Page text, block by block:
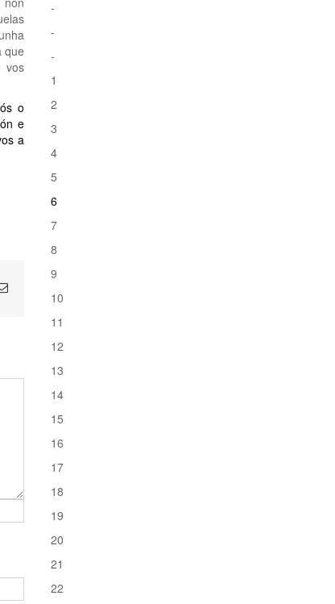
que
vos
o
e
a
-
-
-
1
2
3
4
5
6
7
8
9
10
11
12
13
14
15
16
17
18
19
20
21
22